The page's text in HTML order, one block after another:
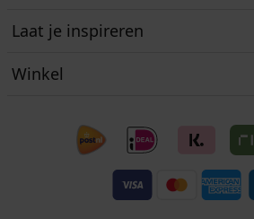
Laat je inspireren
Winkel